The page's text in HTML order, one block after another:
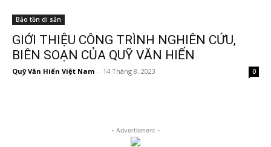
Bảo tồn di sản
GIỚI THIỆU CÔNG TRÌNH NGHIÊN CỨU,
BIÊN SOẠN CỦA QUỸ VĂN HIẾN
Quỹ Văn Hiến Việt Nam - 14 Tháng 8, 2023 0
- Advertisment -